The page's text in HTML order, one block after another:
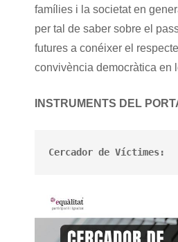
famílies i la societat en
per tal de saber sobre el
futures a conéixer el
convivència democràtica en
INSTRUMENTS DEL
Cercador de Víctimes: